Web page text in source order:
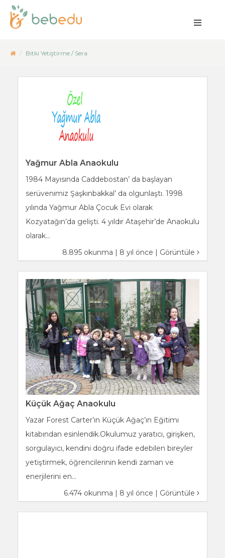
Bitki Yetiştirme / Sera
Yağmur Abla Anaokulu
1984 Mayısında Caddebostan’ da başlayan
serüvenimiz Şaşkınbakkal’ da olgunlaştı. 1998
yılında Yağmur Abla Çocuk Evi olarak
Kozyatağın’da gelişti. 4 yıldır Ataşehir’de Anaokulu
olarak...
8.895 okunma | 8 yıl önce | Görüntüle
Küçük Ağaç Anaokulu
Yazar Forest Carter’ın Küçük Ağaç’ın Eğitimi
kitabından esinlendik.Okulumuz yaratıcı, girişken,
sorgulayıcı, kendini doğru ifade edebilen bireyler
yetiştirmek, öğrencilerinin kendi zaman ve
enerjilerini en...
6.474 okunma | 8 yıl önce | Görüntüle